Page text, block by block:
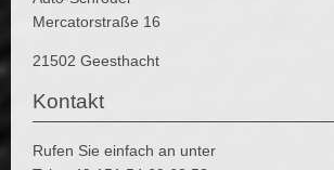
Mercatorstraße 16
21502 Geesthacht
Kontakt
Rufen Sie einfach an unter